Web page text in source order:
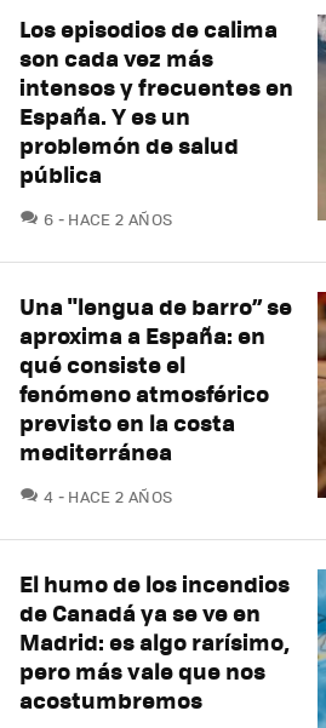
Los episodios de calima
son cada vez más
intensos y frecuentes en
España. Y es un
problemón de salud
pública
6 COMENTARIOS
HACE 2 AÑOS
Una "lengua de barro” se
aproxima a España: en
qué consiste el
fenómeno atmosférico
previsto en la costa
mediterránea
4 COMENTARIOS
HACE 2 AÑOS
El humo de los incendios
de Canadá ya se ve en
Madrid: es algo rarísimo,
pero más vale que nos
acostumbremos